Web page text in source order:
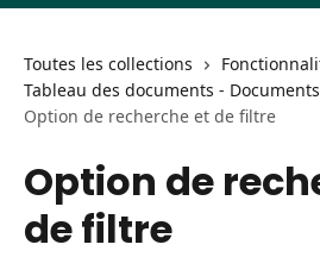
Toutes les collections
Tableau des documents - Documents
Option de recherche et de filtre
Option de
de filtre